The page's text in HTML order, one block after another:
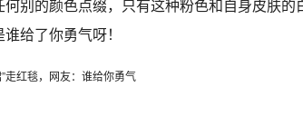
别的颜色点缀，只有这种粉色和自身皮肤的
给了你勇气呀！